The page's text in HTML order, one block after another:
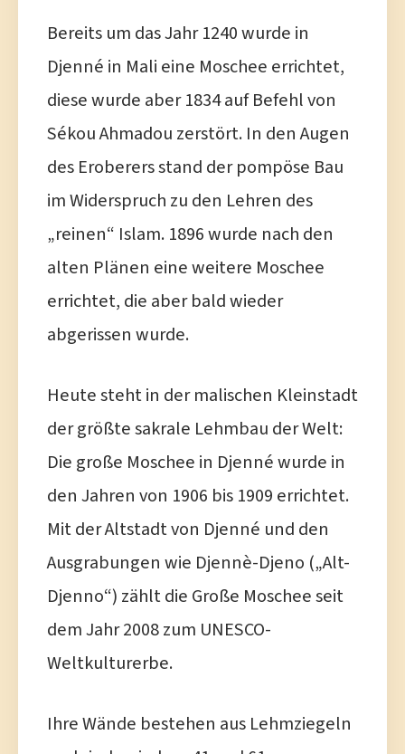
Bereits um das Jahr 1240 wurde in
Djenné in Mali eine Moschee errichtet,
diese wurde aber 1834 auf Befehl von
Sékou Ahmadou zerstört. In den Augen
des Eroberers stand der pompöse Bau
im Widerspruch zu den Lehren des
„reinen“ Islam. 1896 wurde nach den
alten Plänen eine weitere Moschee
errichtet, die aber bald wieder
abgerissen wurde.
Heute steht in der malischen Kleinstadt
der größte sakrale Lehmbau der Welt:
Die große Moschee in Djenné wurde in
den Jahren von 1906 bis 1909 errichtet.
Mit der Altstadt von Djenné und den
Ausgrabungen wie Djennè-Djeno („Alt-
Djenno“) zählt die Große Moschee seit
dem Jahr 2008 zum UNESCO-
Weltkulturerbe.
Ihre Wände bestehen aus Lehmziegeln